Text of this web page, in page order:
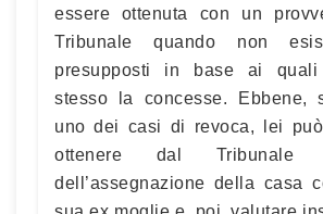
essere ottenuta con un
Tribunale quando non
presupposti in base ai
stesso la concesse. Ebbene,
uno dei casi di revoca, lei
ottenere dal Tribunale
dell’assegnazione della casa